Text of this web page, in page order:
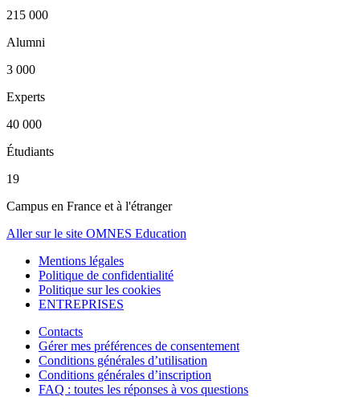
215 000
Alumni
3 000
Experts
40 000
Étudiants
19
Campus en France et à l'étranger
Aller sur le site OMNES Education
Mentions légales
Politique de confidentialité
Politique sur les cookies
ENTREPRISES
Contacts
Gérer mes préférences de consentement
Conditions générales d’utilisation
Conditions générales d’inscription
FAQ : toutes les réponses à vos questions